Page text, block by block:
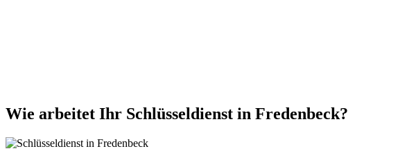
Wie arbeitet Ihr Schlüsseldienst in Fredenbeck?